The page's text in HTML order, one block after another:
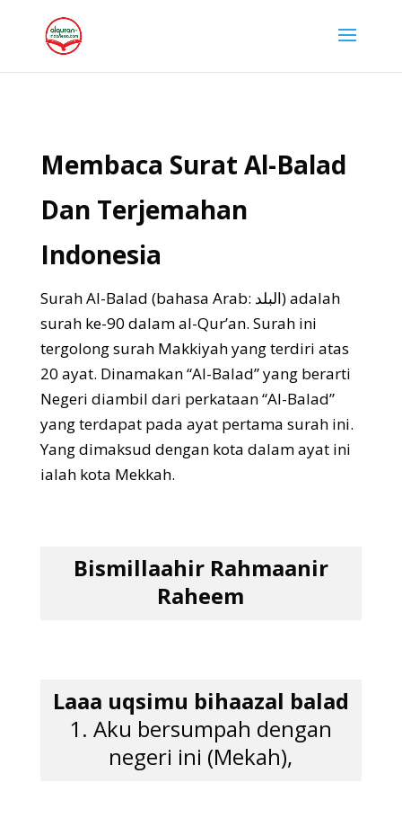
Membaca Surat Al-Balad
Dan Terjemahan
Indonesia
Surah Al-Balad (bahasa Arab: البلد) adalah
surah ke-90 dalam al-Qur’an. Surah ini
tergolong surah Makkiyah yang terdiri atas
20 ayat. Dinamakan “Al-Balad” yang berarti
Negeri diambil dari perkataan “Al-Balad”
yang terdapat pada ayat pertama surah ini.
Yang dimaksud dengan kota dalam ayat ini
ialah kota Mekkah.
Bismillaahir Rahmaanir
Raheem
Laaa uqsimu bihaazal balad
1. Aku bersumpah dengan
negeri ini (Mekah),